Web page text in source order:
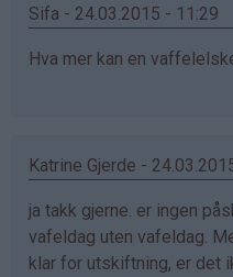
Sifa - 24.03.2015 - 11:29
Hva mer kan en
Katrine Gjerde -
ja takk gjerne. er ingen
vafeldag uten vafeldag.
klar for utskiftning, er det